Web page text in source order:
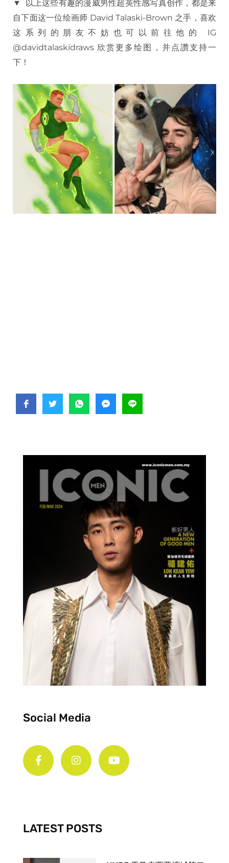
▼ 以上这些有趣的漫威男性超英性感写真创作，都是来
自下面这一位绘画师 David Talaski-Brown 之手，喜欢
这系列的朋友不妨也可以前往他的 IG
@davidtalaskidraws 欣赏更多绘图，并点讚支持一
下！
Social Media
a
c
-
f
n
s
m
o
u
LATEST POSTS